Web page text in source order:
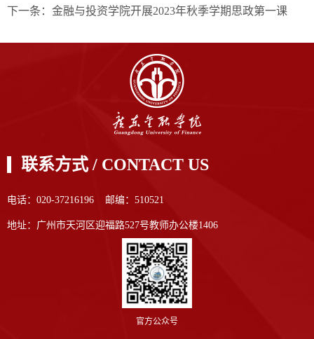
下一条： 金融与投资学院开展2023年秋季学期思政第一课
联系方式 / CONTACT US
电话：020-37216196 邮编：510521
地址：广州市天河区迎福路527号教师办公楼1406
官方公众号